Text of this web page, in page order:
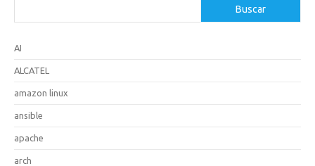
Buscar
AI
ALCATEL
amazon linux
ansible
apache
arch